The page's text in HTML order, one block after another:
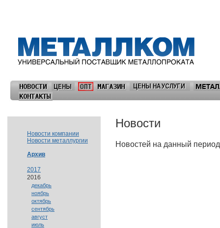
Новости компании
Новости металлургии
Архив
2017
2016
декабрь
ноябрь
октябрь
сентябрь
август
июль
Новости
Новостей на данный